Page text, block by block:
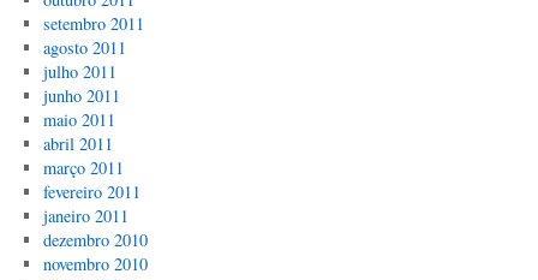
setembro 2011
agosto 2011
julho 2011
junho 2011
maio 2011
abril 2011
março 2011
fevereiro 2011
janeiro 2011
dezembro 2010
novembro 2010